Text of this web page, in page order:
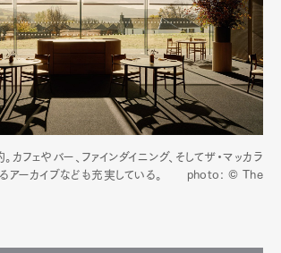
フェやバー、ファインダイニング、そしてザ・マッカラ
るアーカイブなども充実している。 photo: © The